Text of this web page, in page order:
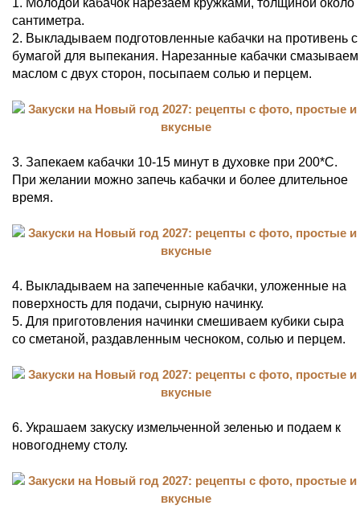
1. Молодой кабачок нарезаем кружками, толщиной около
сантиметра.
2. Выкладываем подготовленные кабачки на противень с
бумагой для выпекания. Нарезанные кабачки смазываем
маслом с двух сторон, посыпаем солью и перцем.
3. Запекаем кабачки 10-15 минут в духовке при 200*С.
При желании можно запечь кабачки и более длительное
время.
4. Выкладываем на запеченные кабачки, уложенные на
поверхность для подачи, сырную начинку.
5. Для приготовления начинки смешиваем кубики сыра
со сметаной, раздавленным чесноком, солью и перцем.
6. Украшаем закуску измельченной зеленью и подаем к
новогоднему столу.